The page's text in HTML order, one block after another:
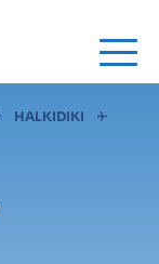
HALKIDIKI